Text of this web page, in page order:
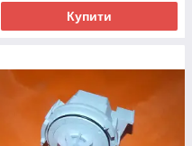
Купити